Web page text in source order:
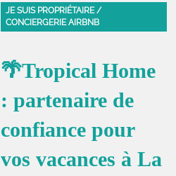
JE SUIS PROPRIÉTAIRE /
CONCIERGERIE AIRBNB
🌴Tropical Home
: partenaire de
confiance pour
vos vacances à La